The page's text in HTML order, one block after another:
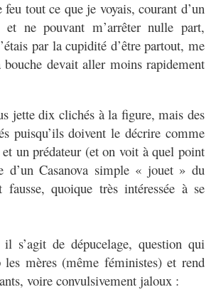
feu tout ce que je voyais, courant d’un
et ne pouvant m’arrêter nulle part,
par la cupidité d’être partout, me
devait aller moins rapidement
jette dix clichés à la figure, mais des
puisqu’ils doivent le décrire comme
un prédateur (et on voit à quel point
d’un Casanova simple « jouet » du
quoique très intéressée à se
s’agit de dépucelage, question qui
les mères (même féministes) et rend
voire convulsivement jaloux :